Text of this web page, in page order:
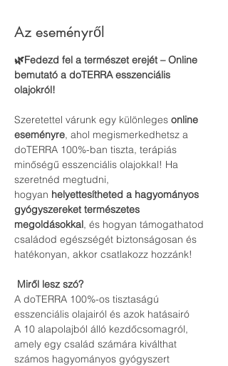
Az eseményről
🌿Fedezd fel a természet erejét – Online
bemutató a doTERRA esszenciális
olajokról!
Szeretettel várunk egy különleges online
eseményre, ahol megismerkedhetsz a
doTERRA 100%-ban tiszta, terápiás
minőségű esszenciális olajokkal! Ha
szeretnéd megtudni,
hogyan helyettesítheted a hagyományos
gyógyszereket természetes
megoldásokkal, és hogyan támogathatod
családod egészségét biztonságosan és
hatékonyan, akkor csatlakozz hozzánk!
Miről lesz szó?
A doTERRA 100%-os tisztaságú
esszenciális olajairól és azok hatásairó
A 10 alapolajból álló kezdőcsomagról,
amely egy család számára kiválthat
számos hagyományos gyógyszert